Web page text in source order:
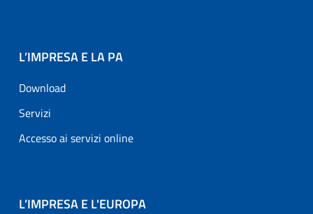
L’IMPRESA E LA PA
Download
Servizi
Accesso ai servizi online
L’IMPRESA E L'EUROPA